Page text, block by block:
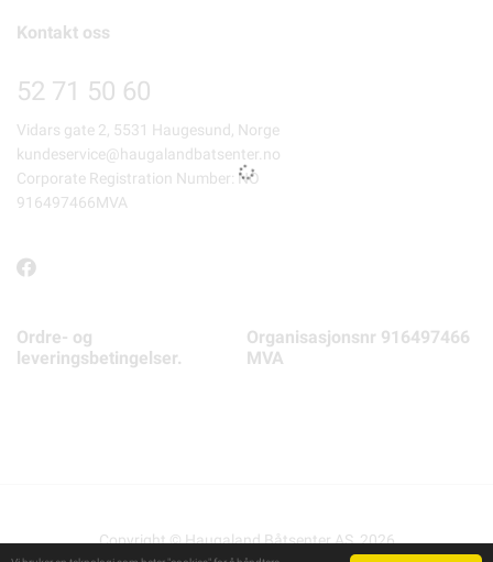
Kontakt oss
52 71 50 60
Vidars gate 2, 5531 Haugesund, Norge
kundeservice@haugalandbatsenter.no
Corporate Registration Number: NO
916497466MVA
Ordre- og
leveringsbetingelser.
Organisasjonsnr 916497466
MVA
Copyright © Haugaland Båtsenter AS, 2026